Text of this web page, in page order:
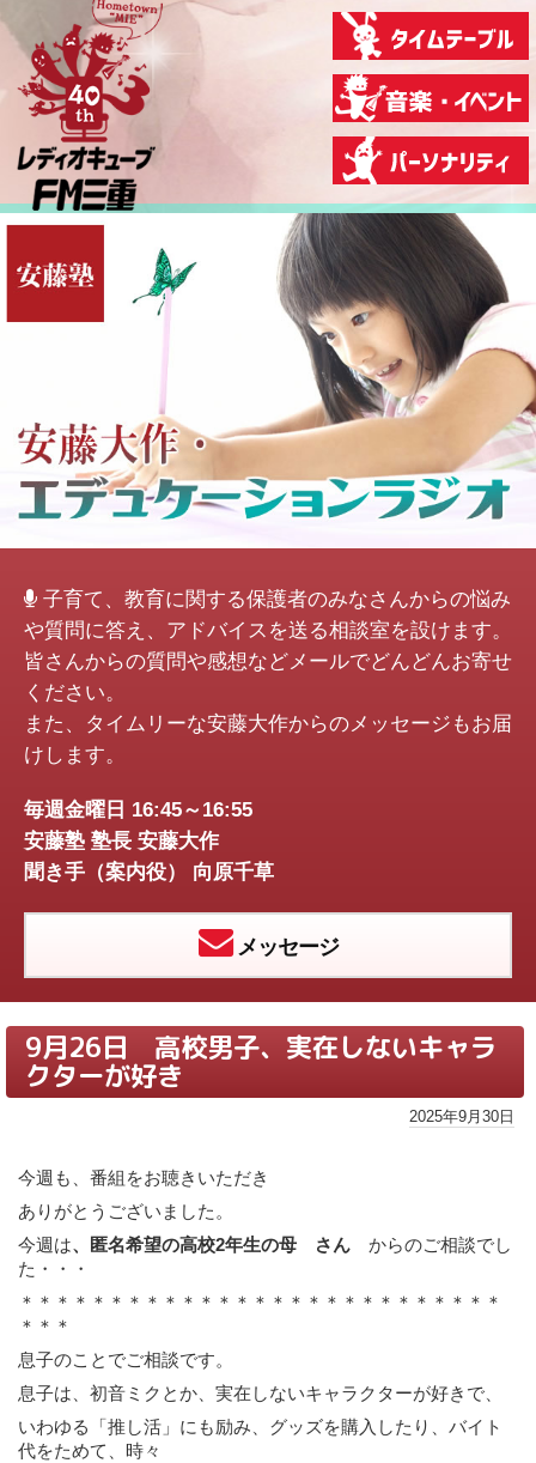
子育て、教育に関する保護者のみなさんからの悩み
や質問に答え、アドバイスを送る相談室を設けます。
皆さんからの質問や感想などメールでどんどんお寄せ
ください。
また、タイムリーな安藤大作からのメッセージもお届
けします。
毎週金曜日 16:45～16:55
安藤塾 塾長 安藤大作
聞き手（案内役） 向原千草
メッセージ
9月26日 高校男子、実在しないキャラ
クターが好き
2025年9月30日
今週も、番組をお聴きいただき
ありがとうございました。
今週は、匿名希望の高校2年生の母 さんからのご相談でし
た・・・
＊＊＊＊＊＊＊＊＊＊＊＊＊＊＊＊＊＊＊＊＊＊＊＊＊＊＊
＊＊＊
息子のことでご相談です。
息子は、初音ミクとか、実在しないキャラクターが好きで、
いわゆる「推し活」にも励み、グッズを購入したり、バイト
代をためて、時々